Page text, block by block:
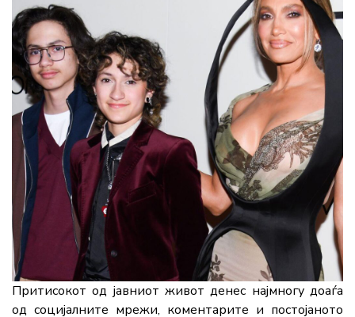
Притисокот од јавниот живот денес најмногу доаѓа
од социјалните мрежи, коментарите и постојаното